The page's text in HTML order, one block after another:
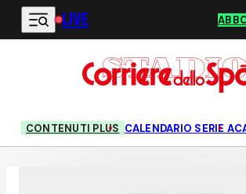
Vai al contenuto principale
LIVE
CONTENUTI PLUS CALENDARIO SERIE A